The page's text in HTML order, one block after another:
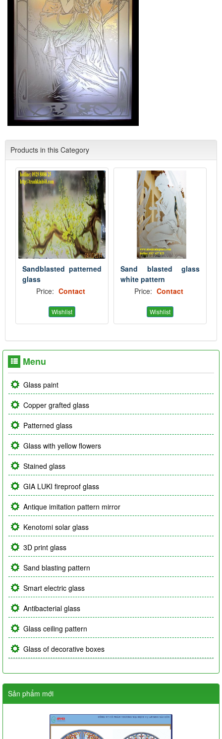
Products in this Category
Sandblasted patterned
glass
Price: Contact
Wishlist
Sand blasted glass
white pattern
Price: Contact
Wishlist
Menu
Glass paint
Copper grafted glass
Patterned glass
Glass with yellow flowers
Stained glass
GIA LUKI fireproof glass
Antique imitation pattern mirror
Kenotomi solar glass
3D print glass
Sand blasting pattern
Smart electric glass
Antibacterial glass
Glass ceiling pattern
Glass of decorative boxes
Sản phẩm mới